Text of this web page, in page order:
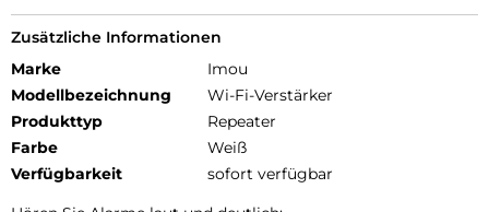
Zusätzliche Informationen
Marke
Imou
Modellbezeichnung
Wi-Fi-Verstärker
Produkttyp
Repeater
Farbe
Weiß
Verfügbarkeit
sofort verfügbar